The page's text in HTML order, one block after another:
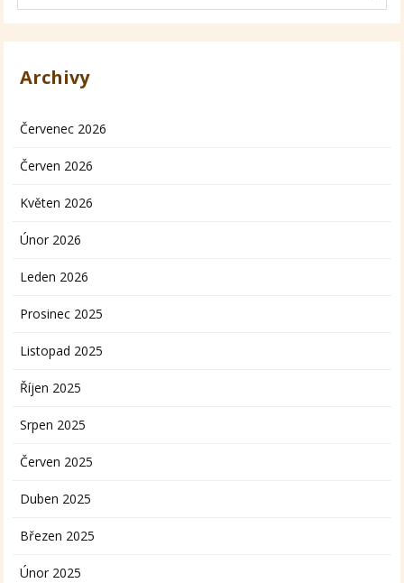
Archivy
Červenec 2026
Červen 2026
Květen 2026
Únor 2026
Leden 2026
Prosinec 2025
Listopad 2025
Říjen 2025
Srpen 2025
Červen 2025
Duben 2025
Březen 2025
Únor 2025